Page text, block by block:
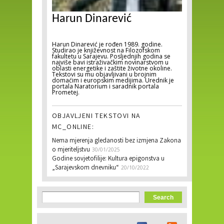
Harun Dinarević
Harun Dinarević je rođen 1989. godine.
Studirao je književnost na Filozofskom
fakultetu u Sarajevu. Posljednjih godina se
najviše bavi istraživačkim novinarstvom u
oblasti energetike i zaštite životne okoline.
Tekstovi su mu objavljivani u brojnim
domaćim i europskim medijima. Urednik je
portala Naratorium i saradnik portala
Prometej.
OBJAVLJENI TEKSTOVI NA
MC_ONLINE:
Nema mjerenja gledanosti bez izmjena Zakona
o mjeriteljstvu 30/01/2025
Godine sovjetofilije: Kultura epigonstva u
„Sarajevskom dnevniku“ 20/10/2022
Search form
Search